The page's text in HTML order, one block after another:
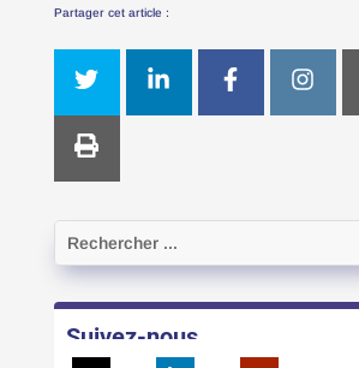
Partager cet article :
Suivez-nous